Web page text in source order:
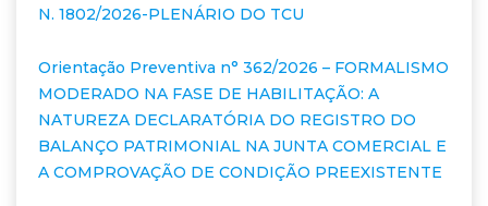
N. 1802/2026-PLENÁRIO DO TCU
Orientação Preventiva n° 362/2026 – FORMALISMO
MODERADO NA FASE DE HABILITAÇÃO: A
NATUREZA DECLARATÓRIA DO REGISTRO DO
BALANÇO PATRIMONIAL NA JUNTA COMERCIAL E
A COMPROVAÇÃO DE CONDIÇÃO PREEXISTENTE